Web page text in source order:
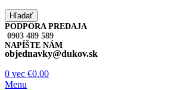
Hľadať
PODPORA PREDAJA
0903 489 589
NAPÍŠTE NÁM
objednavky@dukov.sk
0 vec €0.00
Menu